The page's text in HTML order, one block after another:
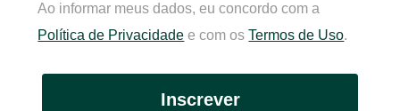
Ao informar meus dados, eu concordo com a
Política de Privacidade e com osTermos de Uso.
Inscrever